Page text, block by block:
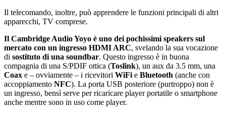
Il telecomando, inoltre, può apprendere le funzioni principali di altri
apparecchi, TV comprese.
Il Cambridge Audio Yoyo è uno dei pochissimi speakers sul
mercato con un ingresso HDMI ARC, svelando la sua vocazione
di sostituto di una soundbar. Questo ingresso è in buona
compagnia di una S/PDIF ottica (Toslink), un aux da 3.5 mm, una
Coax e – ovviamente – i ricevitori WiFi e Bluetooth (anche con
accoppiamento NFC). La porta USB posteriore (purtroppo) non è
un ingresso, bensì serve per ricaricare player portatile o smartphone
anche mentre sono in uso come player.